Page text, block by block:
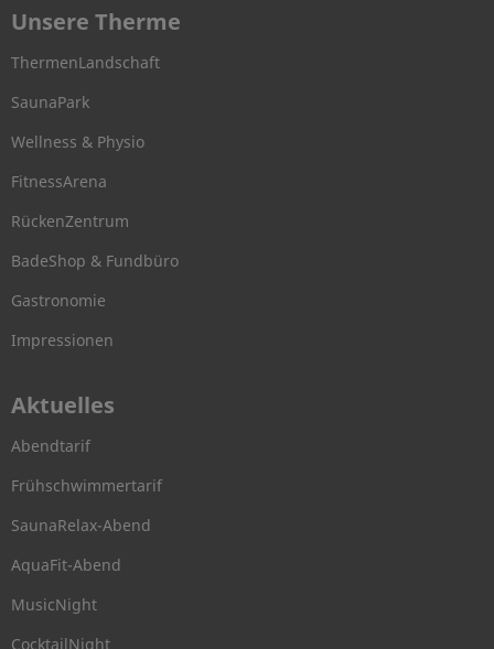
Unsere Therme
ThermenLandschaft
SaunaPark
Wellness & Physio
FitnessArena
RückenZentrum
BadeShop & Fundbüro
Gastronomie
Impressionen
Aktuelles
Abendtarif
Frühschwimmertarif
SaunaRelax-Abend
AquaFit-Abend
MusicNight
CocktailNight